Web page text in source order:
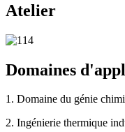
Atelier
Domaines
1. Domaine du génie
2. Ingénierie thermique